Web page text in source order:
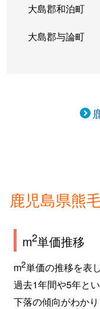
大島郡和泊町
大島郡与論町
鹿児島県熊
m2単価推移
m2単価の推移を表
過去1年間や5年と
下落の傾向がわかり